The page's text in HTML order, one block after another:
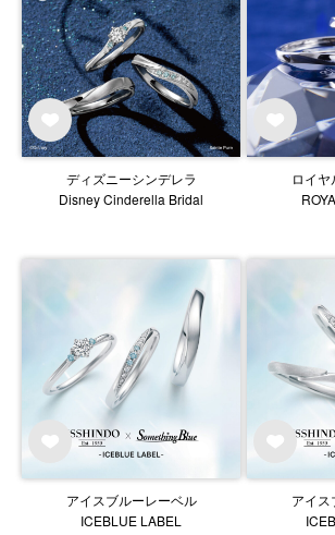
ディズニーシンデレラ
Disney Cinderella Bridal
ロイ
アイスブルーレーベル
ICEBLUE LABEL
アイス